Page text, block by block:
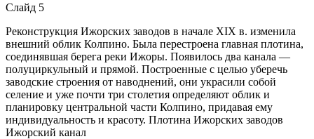
Слайд 5
Реконструкция Ижорских заводов в начале XIX в. изменила
внешний облик Колпино. Была перестроена главная плотина,
соединявшая берега реки Ижоры. Появилось два канала —
полуциркульный и прямой. Построенные с целью уберечь
заводские строения от наводнений, они украсили собой
селение и уже почти три столетия определяют облик и
планировку центральной части Колпино, придавая ему
индивидуальность и красоту. Плотина Ижорских заводов
Ижорский канал